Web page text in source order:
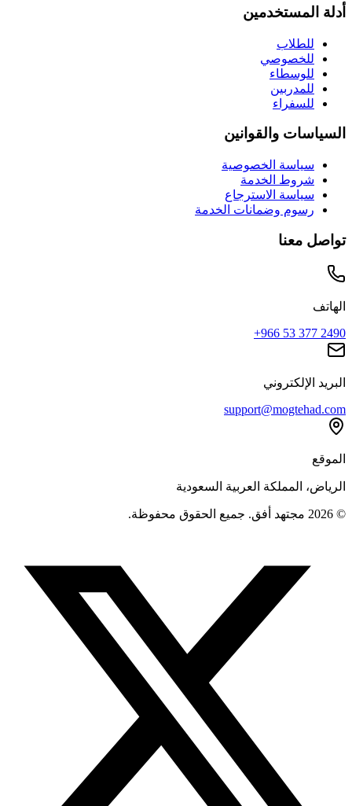
أدلة المستخدمين
للطلاب
للخصوصي
للوسطاء
للمدربين
للسفراء
السياسات والقوانين
سياسة الخصوصية
شروط الخدمة
سياسة الاسترجاع
رسوم وضمانات الخدمة
تواصل معنا
الهاتف
+966 53 377 2490
البريد الإلكتروني
support@mogtehad.com
الموقع
الرياض، المملكة العربية السعودية
© 2026 مجتهد أفق. جميع الحقوق محفوظة.